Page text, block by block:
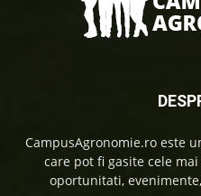
CampusAgronomie.ro este
care pot fi gasite cele
oportunitati,